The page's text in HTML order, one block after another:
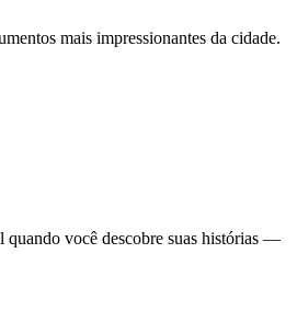
mais impressionantes da cidade.
quando você descobre suas histórias —